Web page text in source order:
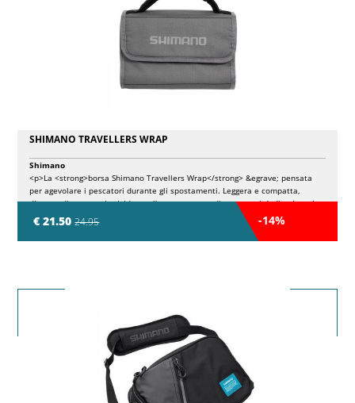
SHIMANO TRAVELLERS WRAP
€ 21.5024.95 -14%
Shimano
<p>La <strong>borsa Shimano Travellers Wrap</strong> &egrave; pensata
per agevolare i pescatori durante gli spostamenti. Leggera e compatta,
dispone di un vassoio rigido per l'attrezzatura e di scomparti dedicati per le
esche morbide. Grazie alla sua versatilit&agrave;, consente di adattare il
contenuto in base alle diverse situazioni di pesca, rendendo superfluo il
trasporto di una borsa pi&ugrave; grande. La tasca in rete offre ulteriore